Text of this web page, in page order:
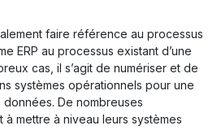
faire référence au processus
ERP au processus existant d’une
cas, il s’agit de numériser et de
systèmes opérationnels pour une
De nombreuses
mettre à niveau leurs systèmes